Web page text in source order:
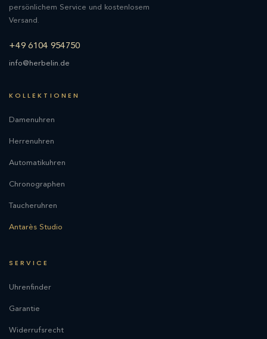
persönlichem Service und kostenlosem
Versand.
+49 6104 954750
info@herbelin.de
KOLLEKTIONEN
Damenuhren
Herrenuhren
Automatikuhren
Chronographen
Taucheruhren
Antarès Studio
SERVICE
Uhrenfinder
Garantie
Widerrufsrecht